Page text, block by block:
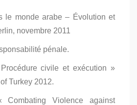
le monde arabe – Évolution et
novembre 2011
pénale.
civile et exécution »
Turkey 2012.
Combating Violence against